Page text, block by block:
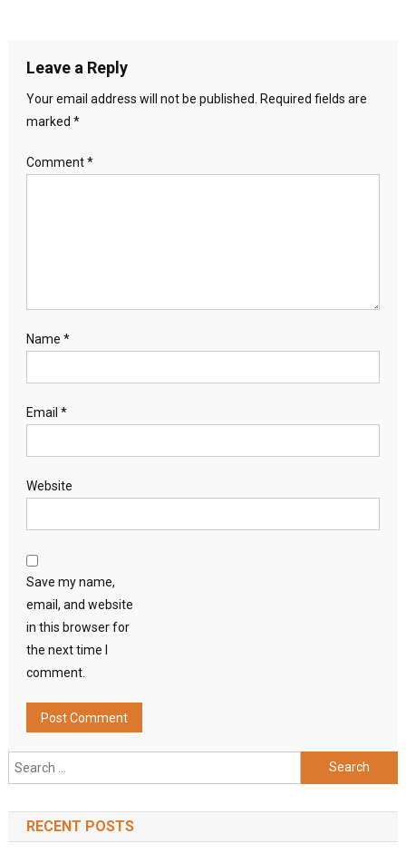
Leave a Reply
Your email address will not be published.
Required fields are
marked *
Comment*
Name *
Email *
Website
Save my name,
email, and website
in this browser for
the next time I
comment.
Search
for:
RECENT POSTS